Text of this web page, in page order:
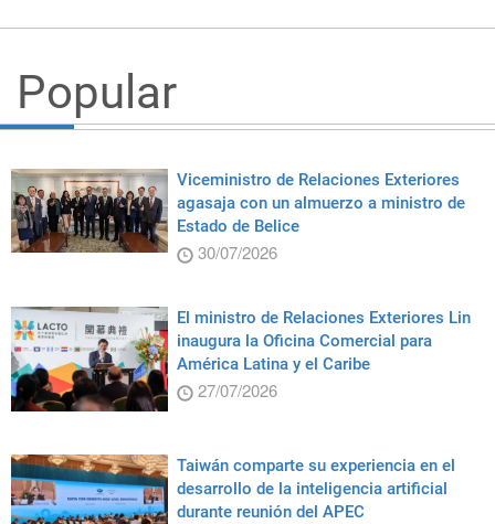
Popular
Viceministro de Relaciones Exteriores
agasaja con un almuerzo a ministro de
Estado de Belice
30/07/2026
El ministro de Relaciones Exteriores Lin
inaugura la Oficina Comercial para
América Latina y el Caribe
27/07/2026
Taiwán comparte su experiencia en el
desarrollo de la inteligencia artificial
durante reunión del APEC